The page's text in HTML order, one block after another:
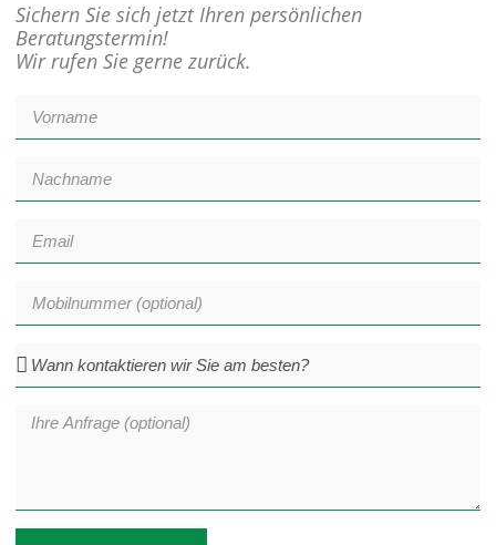
Sichern Sie sich jetzt Ihren persönlichen
Beratungstermin!
Wir rufen Sie gerne zurück.